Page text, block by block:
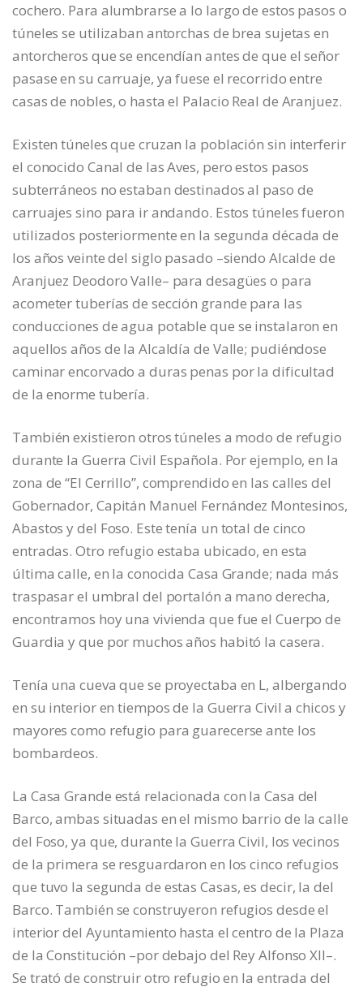
cochero. Para alumbrarse a lo largo de estos pasos o
túneles se utilizaban antorchas de brea sujetas en
antorcheros que se encendían antes de que el señor
pasase en su carruaje, ya fuese el recorrido entre
casas de nobles, o hasta el Palacio Real de Aranjuez.
Existen túneles que cruzan la población sin interferir
el conocido Canal de las Aves, pero estos pasos
subterráneos no estaban destinados al paso de
carruajes sino para ir andando. Estos túneles fueron
utilizados posteriormente en la segunda década de
los años veinte del siglo pasado –siendo Alcalde de
Aranjuez Deodoro Valle– para desagües o para
acometer tuberías de sección grande para las
conducciones de agua potable que se instalaron en
aquellos años de la Alcaldía de Valle; pudiéndose
caminar encorvado a duras penas por la dificultad
de la enorme tubería.
También existieron otros túneles a modo de refugio
durante la Guerra Civil Española. Por ejemplo, en la
zona de “El Cerrillo”, comprendido en las calles del
Gobernador, Capitán Manuel Fernández Montesinos,
Abastos y del Foso. Este tenía un total de cinco
entradas. Otro refugio estaba ubicado, en esta
última calle, en la conocida Casa Grande; nada más
traspasar el umbral del portalón a mano derecha,
encontramos hoy una vivienda que fue el Cuerpo de
Guardia y que por muchos años habitó la casera.
Tenía una cueva que se proyectaba en L, albergando
en su interior en tiempos de la Guerra Civil a chicos y
mayores como refugio para guarecerse ante los
bombardeos.
La Casa Grande está relacionada con la Casa del
Barco, ambas situadas en el mismo barrio de la calle
del Foso, ya que, durante la Guerra Civil, los vecinos
de la primera se resguardaron en los cinco refugios
que tuvo la segunda de estas Casas, es decir, la del
Barco. También se construyeron refugios desde el
interior del Ayuntamiento hasta el centro de la Plaza
de la Constitución –por debajo del Rey Alfonso XII–.
Se trató de construir otro refugio en la entrada del